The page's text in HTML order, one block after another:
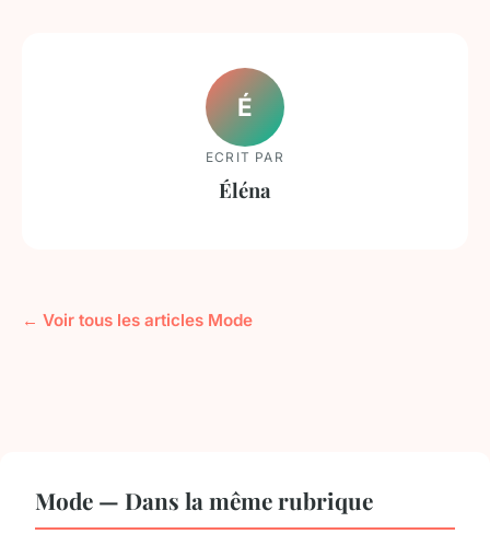
É
ECRIT PAR
Éléna
← Voir tous les articles Mode
Mode — Dans la même rubrique